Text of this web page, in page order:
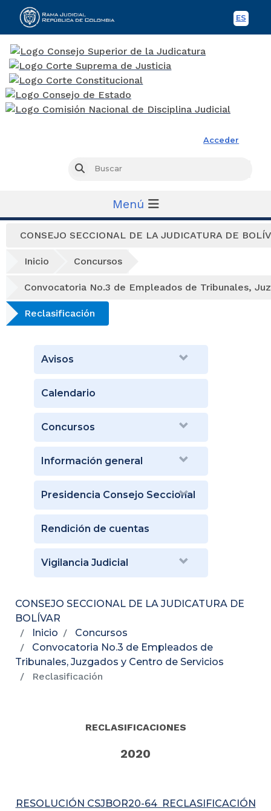
ES
Acceder
Buscar
Menú
CONSEJO SECCIONAL DE LA JUDICATURA DE
Inicio Concursos
Convocatoria No.3 de Empleados de Tribunales,
Reclasificación
Avisos
Calendario
Concursos
Información general
Presidencia Consejo Seccional
Rendición de cuentas
Vigilancia Judicial
CONSEJO SECCIONAL DE LA JUDICATURA DE
BOLÍVAR
Inicio
Concursos
Convocatoria No.3 de Empleados de
Tribunales, Juzgados y Centro de Servicios
Reclasificación
RECLASIFICACIONES
2020
RESOLUCIÓN CSJBOR20-64 RECLASIFICACIÓN